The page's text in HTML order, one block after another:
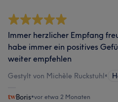
Immer herzlicher Empfang
habe immer ein positives
weiter empfehlen
Gestylt von Michèle Ruckstuhl•
Boris•vor etwa 2 Monaten